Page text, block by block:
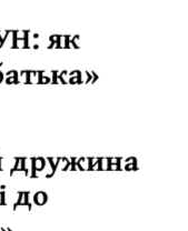
як
дружина
до